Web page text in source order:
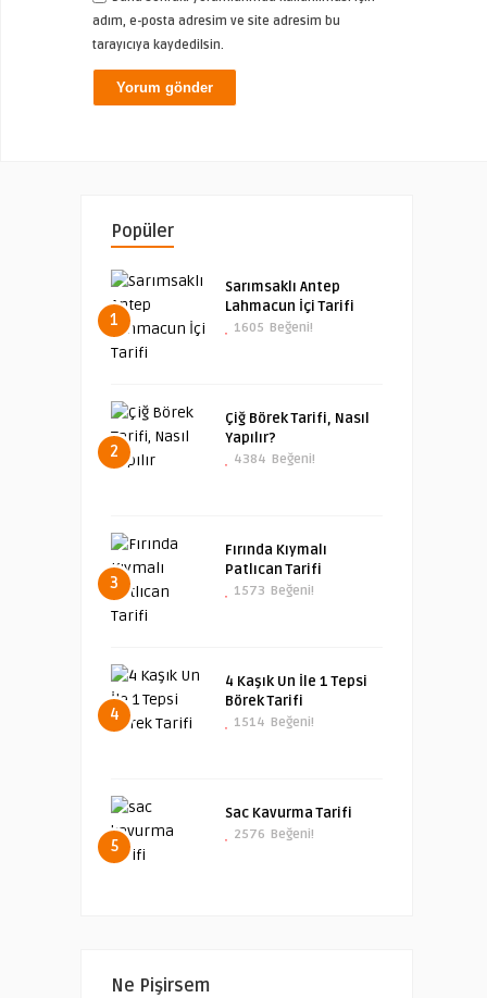
adım, e-posta adresim ve site adresim bu
tarayıcıya kaydedilsin.
Popüler
1
Sarımsaklı Antep
Lahmacun İçi Tarifi
1605 Beğeni!
2
Çiğ Börek Tarifi, Nasıl
Yapılır?
4384 Beğeni!
3
Fırında Kıymalı
Patlıcan Tarifi
1573 Beğeni!
4
4 Kaşık Un İle 1 Tepsi
Börek Tarifi
1514 Beğeni!
5
Sac Kavurma Tarifi
2576 Beğeni!
Ne Pişirsem